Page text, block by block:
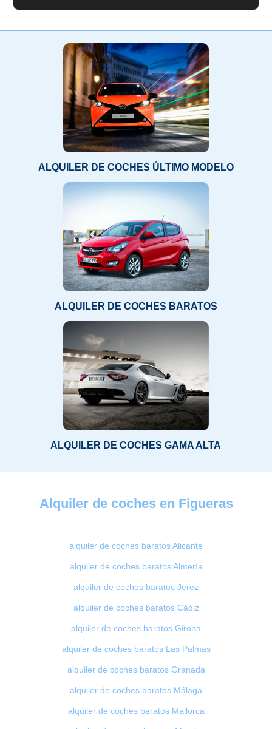
ALQUILER DE COCHES ÚLTIMO MODELO
ALQUILER DE COCHES BARATOS
ALQUILER DE COCHES GAMA ALTA
Alquiler de coches en Figueras
alquiler de coches baratos Alicante
alquiler de coches baratos Almería
alquiler de coches baratos Jerez
alquiler de coches baratos Cádiz
alquiler de coches baratos Girona
alquiler de coches baratos Las Palmas
alquiler de coches baratos Granada
alquiler de coches baratos Málaga
alquiler de coches baratos Mallorca